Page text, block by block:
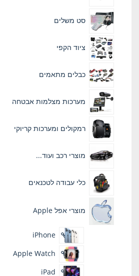
סט משלים
ציוד הקפי
כבלים מתאמים
מערכות מצלמות אבטחה
רמקולים ומערכות קריוקי
מוצרי רכב ועוד...
כלי עבודה לטכנאים
מוצרי אפל Apple
iPhone
Apple Watch
iPad